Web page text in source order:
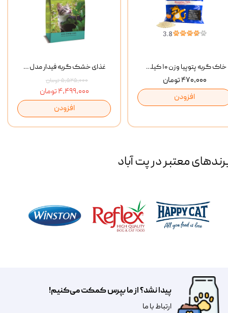
غذای خشک گربه فیدار مدل Adult وزن 10 کیلوگرم
۵,۵۲۵,۰۰۰ تومان
۴,۴۹۹,۰۰۰ تومان
افزودن
خاک گربه پتوپیا وزن ۱۰ کیلوگرم
۴۷۰,۰۰۰ تومان
افزودن
معتبر در پت آباد
پیدا نشد؟ از ما بپرس کمکت می‌کنیم!
​​​ارتباط با ما